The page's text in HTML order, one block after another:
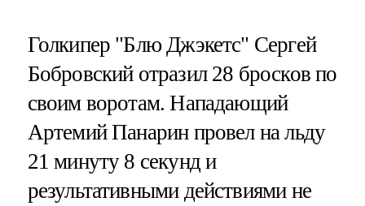
Голкипер "Блю Джэкетс" Сергей
Бобровский отразил 28 бросков по
своим воротам. Нападающий
Артемий Панарин провел на льду
21 минуту 8 секунд и
результативными действиями не